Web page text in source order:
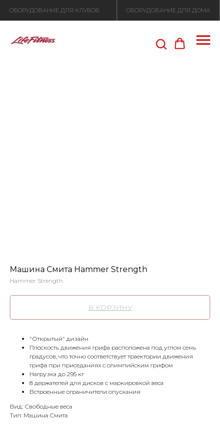
Машина Смита Hammer Strength
Hammer Strength
В КОРЗИНУ
"Открытый" дизайн
Плоскость движения грифа расположена под углом семь
градусов, что точно соответствует траектории движения
грифа при приседаниях с олимпийским грифом
Нагрузка до 295 кг
8 держателей для дисков с маркировкой веса
Встроенные ограничители опускания
Вид: Свободные веса
Тип: Машина Смита